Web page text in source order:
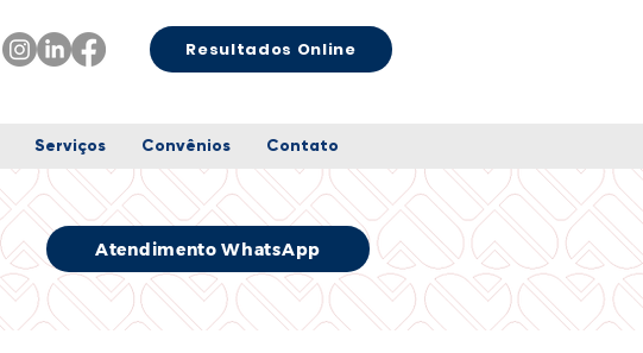
Resultados Online
Serviços Convênios Contato
Atendimento WhatsApp